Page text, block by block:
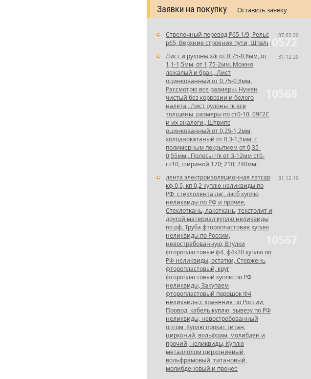
Заявки на покупку Оставить заявку
10572
07.02.20
Стрелочный перевод Р65 1/9, Рельс
р65, Верхние строения пути, Шпалы
31.12.20
Лист и рулоны х/к от 0,75-0,8мм, от
1,1-1,5мм, от 1,75-2мм. Можно
лежалый и брак., Лист
оцинкованный от 0,75-0,8мм.
Рассмотрю все размеры. Нужен
чистый без коррозии и белого
налета., Лист рулоны гк все
толщины, размеры по ст0-10, 09Г2С
и их аналоги., Штрипс
оцинкованный от 0,25-1,2мм,
холоднокатаный от 0,3-1,5мм, с
полимерным покрытием от 0,35-
0,55мм., Полосы г/к от 3-12мм ст0-
ст10, шириной 170; 210; 240мм.
31.12.19
лента электроизоляционная лэтсар
кф 0,5, кп 0,2 куплю неликвиды по
РФ, стеклолента лэс, лэсб куплю
неликвиды по РФ и прочее,
Стеклоткань, лакоткань, текстолит и
другой материал куплю неликвиды
по рф, Труба фторопластовая куплю
неликвиды по России,
невостребованную, Втулки
фторопластовые ф4, ф4к20 куплю по
РФ неликвиды, остатки, Стержень
фторопластовый, круг
фторопластовый куплю по РФ
неликвиды, Закупаем
фторопластовый порошок Ф4
неликвиды,с хранения по России,
Провод, кабель куплю, вывезу по РФ
неликвиды, невостребованный
оптом, Куплю прокат титан,
цирконий, вольфрам, молибден и
прочий, неликвиды, Куплю
металлолом циркониевый,
вольфрамовый, титановый,
молибденовый и прочее